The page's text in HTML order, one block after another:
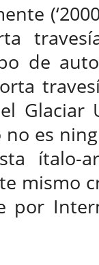
de
Glaciar
es
ítalo-
mismo
por